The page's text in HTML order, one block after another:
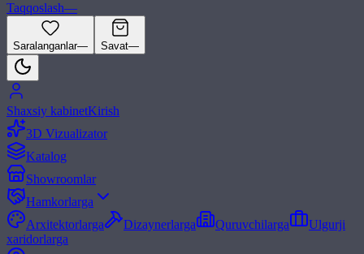
Taqqoslash—
Saralanganlar— Savat—
Shaxsiy kabinetKirish
3D Vizualizator
Katalog
Showroomlar
Hamkorlarga
Arxitektorlarga
Dizaynerlarga Quruvchilarga
Ulgurji
xaridorlarga